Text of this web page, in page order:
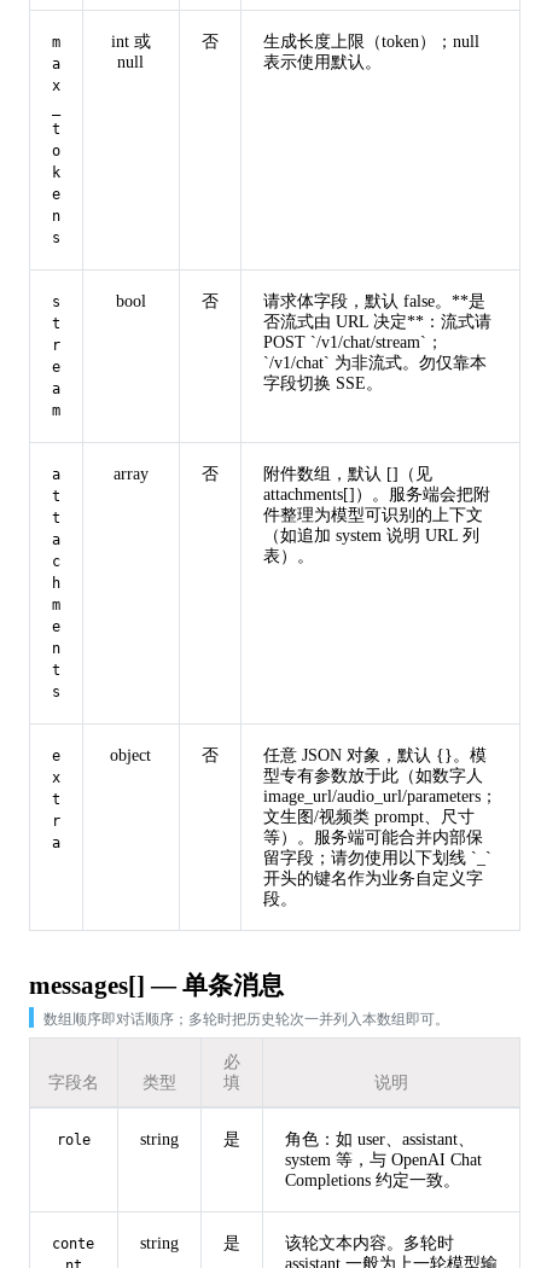
m
a
x
t
o
k
e
n
s
int 或
null
否
生成长度上限（token）；null
表示使用默认。
s
t
r
e
a
m
bool 否
请求体字段，默认 false。**是
否流式由 URL 决定**：流式请
POST `/v1/chat/stream`；
`/v1/chat` 为非流式。勿仅靠本
字段切换 SSE。
a
t
t
a
c
h
m
e
n
t
s
array 否
附件数组，默认 []（见
attachments[]）。服务端会把附
件整理为模型可识别的上下文
（如追加 system 说明 URL 列
表）。
e
x
t
r
a
object 否
任意 JSON 对象，默认 {}。模
型专有参数放于此（如数字人
image_url/audio_url/parameters；
文生图/视频类 prompt、尺寸
等）。服务端可能合并内部保
留字段；请勿使用以下划线 `_`
开头的键名作为业务自定义字
段。
messages[] — 单条消息
数组顺序即对话顺序；多轮时把历史轮次一并列入本数组即可。
字段名 类型
必
填
说明
role string 是
角色：如 user、assistant、
system 等，与 OpenAI Chat
Completions 约定一致。
conte
string 是
该轮文本内容。多轮时
assistant 一般为上一轮模型输